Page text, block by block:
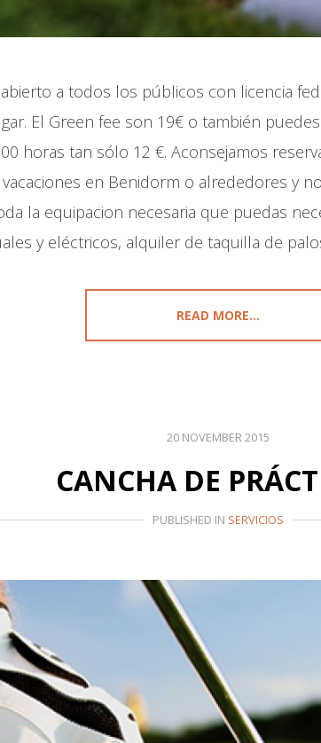
a todos los públicos con licencia
El Green fee son 19€ o también
horas tan sólo 12 €. Aconsejamos
vacaciones en Benidorm o alrededores y
la equipacion necesaria que puedas
y eléctricos, alquiler de taquilla de
READ MORE...
20 NOVEMBER 2015
CANCHA DE
PUBLISHED IN SERVICIOS